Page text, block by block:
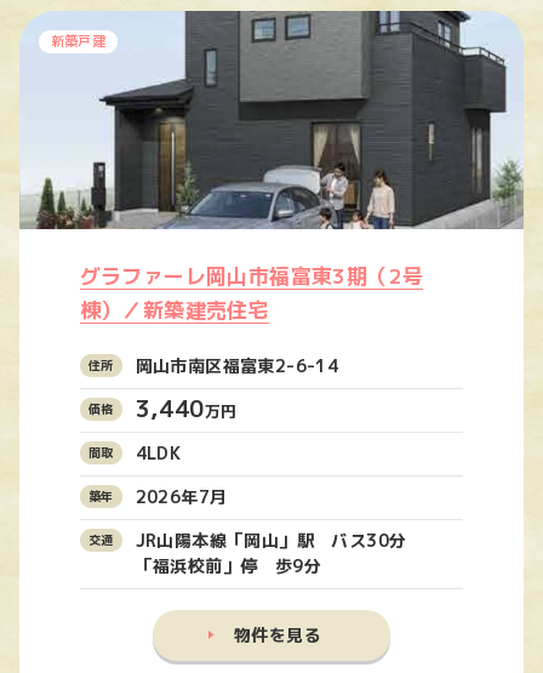
新築戸建
グラファーレ岡山市福富東3期（2号
棟）／新築建売住宅
岡山市南区福富東2-6-14
3,440万円
4LDK
2026年7月
JR山陽本線「岡山」駅 バス30分
「福浜校前」停 歩9分
物件を見る